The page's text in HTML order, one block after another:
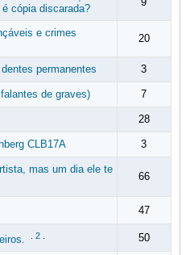
cópia discarada?
e crimes
20
permanentes 3
de graves) 7
28
CLB17A 3
mas um dia ele te
66
47
2. 50